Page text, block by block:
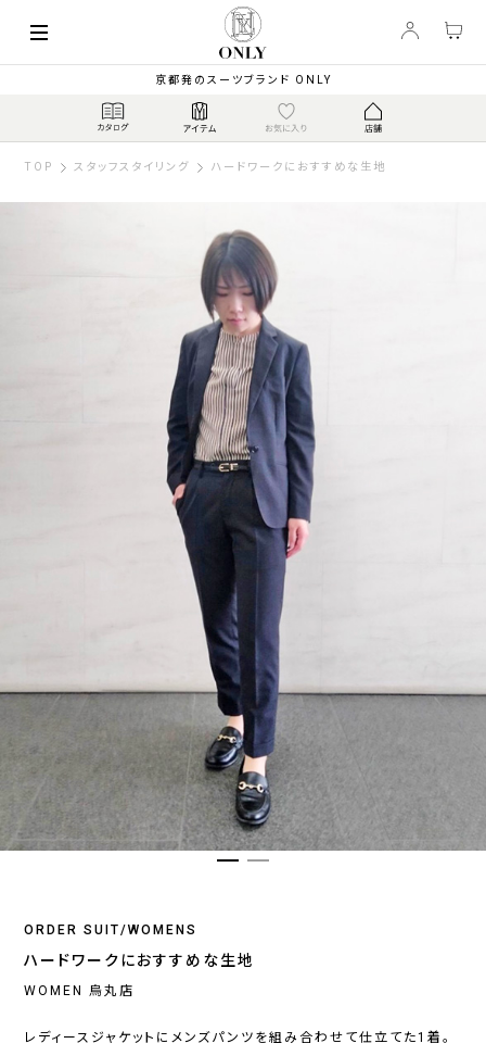
京都発のスーツブランド ONLY
TOP スタッフスタイリング ハードワークにおすすめな生地
ORDER SUIT/WOMENS
ハードワークにおすすめな生地
WOMEN 烏丸店
レディースジャケットにメンズパンツを組み合わせて仕立てた1着。